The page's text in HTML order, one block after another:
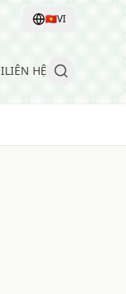
🇻🇳VI
LIÊN HỆ